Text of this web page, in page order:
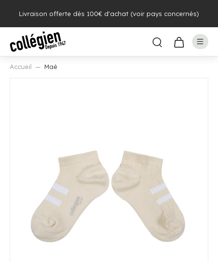
Livraison offerte dès 100€ d'achat (voir pays concernés)
Accueil Maé